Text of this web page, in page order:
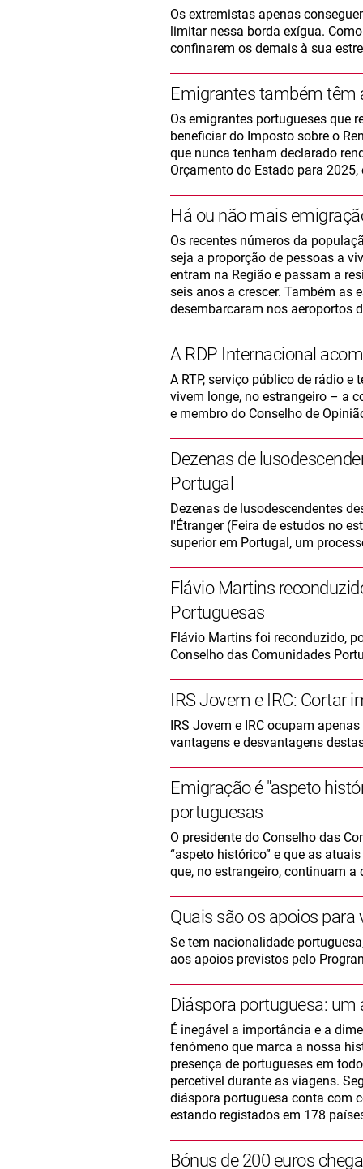
Os extremistas apenas
limitar nessa borda exígua.
confinarem os demais à sua
Emigrantes também têm
Os emigrantes portugueses que
beneficiar do Imposto sobre o
que nunca tenham declarado
Orçamento do Estado para
Há ou não mais
Os recentes números da
seja a proporção de pessoas a
entram na Região e passam a
seis anos a crescer. Também as
desembarcaram nos aeroportos
A RDP Internacional
A RTP, serviço público de rádio
vivem longe, no estrangeiro – a
e membro do Conselho de
Dezenas de
Portugal
Dezenas de lusodescendentes
l'Étranger (Feira de estudos no
superior em Portugal, um
Flávio Martins
Portuguesas
Flávio Martins foi reconduzido,
Conselho das Comunidades
IRS Jovem e IRC: Cortar
IRS Jovem e IRC ocupam
vantagens e desvantagens
Emigração é "aspeto
portuguesas
O presidente do Conselho das
“aspeto histórico” e que as
que, no estrangeiro, continuam a
Quais são os apoios para
Se tem nacionalidade
aos apoios previstos pelo
Diáspora portuguesa: um
É inegável a importância e a
fenómeno que marca a nossa
presença de portugueses em
percetível durante as viagens.
diáspora portuguesa conta com
estando registados em 178
Bónus de 200 euros